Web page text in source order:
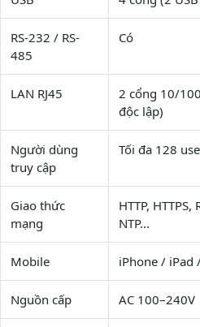
RS-232 / RS-
485
Có
LAN RJ45
2 cổng 10/
độc lập)
Người dùng
truy cập
Tối đa 128
Giao thức
mạng
HTTP, HTTPS,
NTP…
Mobile iPhone / iPad
Nguồn cấp AC 100–240V